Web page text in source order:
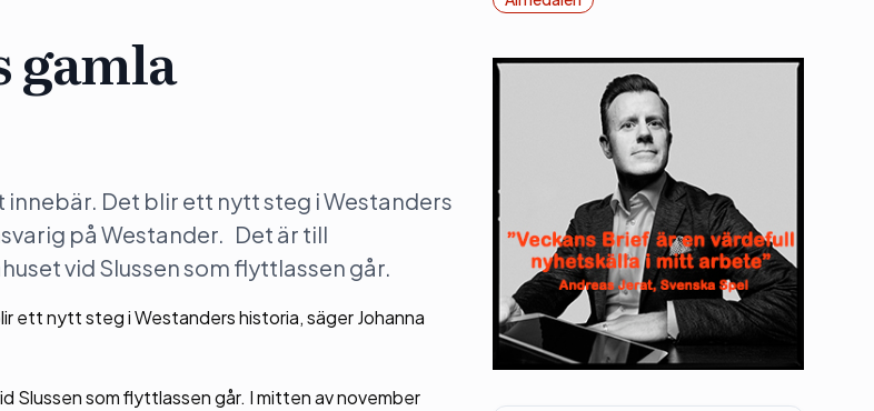
Det blir ett nytt steg i Westanders
på Westander. Det är till
vid Slussen som flyttlassen går.
ett nytt steg i Westanders historia, säger Johanna
Slussen som flyttlassen går. I mitten av november